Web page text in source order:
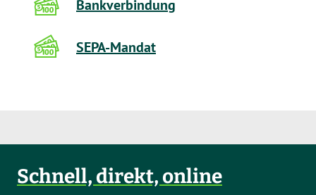
Bankverbindung
SEPA-Mandat
Schnell, direkt, online